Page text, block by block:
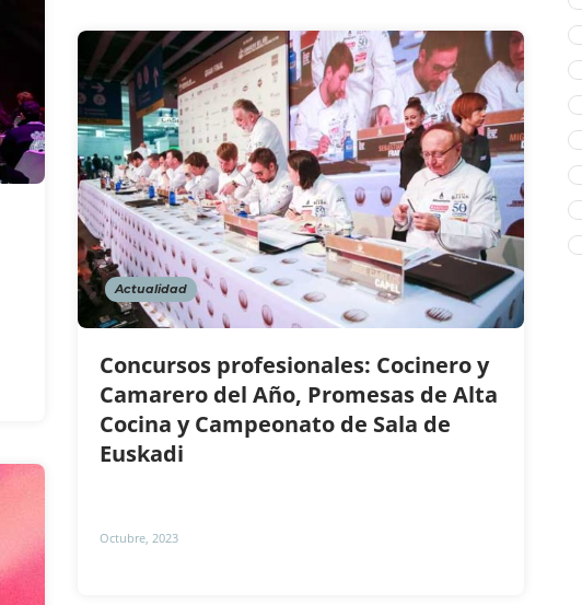
Actualidad
Concursos profesionales: Cocinero y
Camarero del Año, Promesas de Alta
Cocina y Campeonato de Sala de
Euskadi
Octubre, 2023